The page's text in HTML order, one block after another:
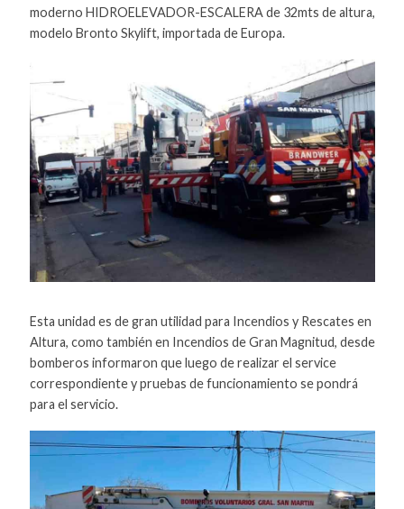
moderno HIDROELEVADOR-ESCALERA de 32mts de altura,
modelo Bronto Skylift, importada de Europa.
Esta unidad es de gran utilidad para Incendios y Rescates en
Altura, como también en Incendios de Gran Magnitud, desde
bomberos informaron que luego de realizar el service
correspondiente y pruebas de funcionamiento se pondrá
para el servicio.